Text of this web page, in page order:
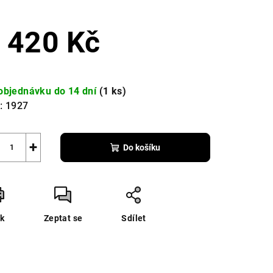
420 Kč
do 14 dní (1 ks)
1927
+ Do košíku
Zeptat se Sdílet